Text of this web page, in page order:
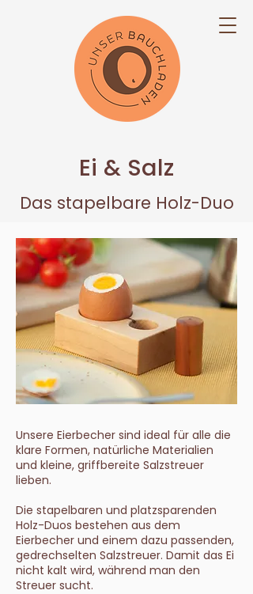
Ei & Salz
Das stapelbare Holz-Duo
Unsere Eierbecher sind ideal für alle die
klare Formen, natürliche Materialien
und kleine, griffbereite Salzstreuer
lieben.
Die stapelbaren und platzsparenden
Holz-Duos bestehen aus dem
Eierbecher und einem dazu passenden,
gedrechselten Salzstreuer. Damit das Ei
nicht kalt wird, während man den
Streuer sucht.